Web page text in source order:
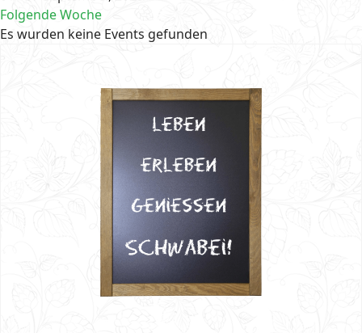
Folgende Woche
Es wurden keine Events gefunden